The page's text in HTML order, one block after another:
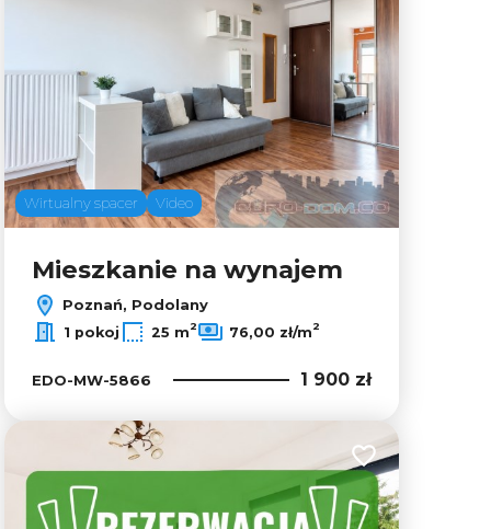
Wirtualny spacer Video
Mieszkanie na wynajem
Poznań, Podolany
1 pokoj 25 m2 76,00 zł/m2
EDO-MW-5866 1 900 zł
Dodaj do